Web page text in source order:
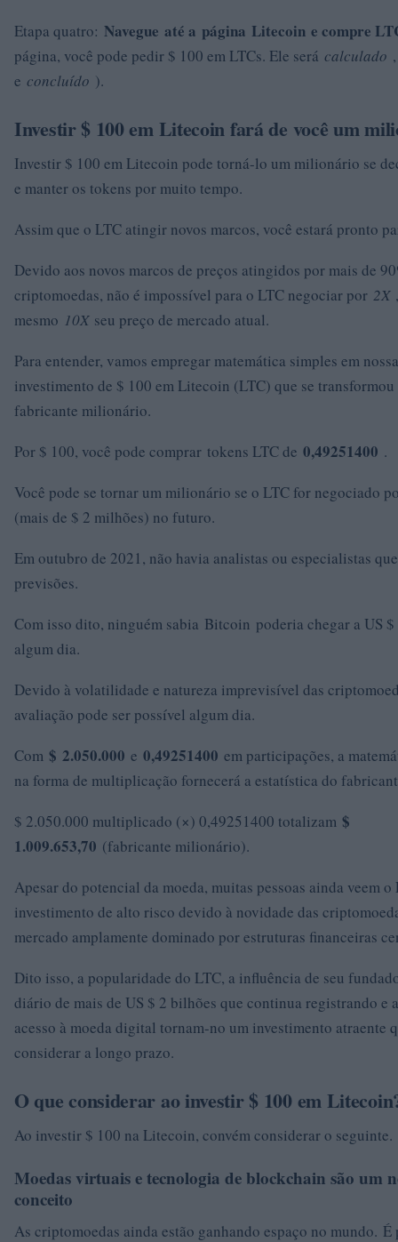
Etapa quatro: Navegue até a página Litecoin e compre
página, você pode pedir $ 100 em LTCs. Ele será calculado
e concluído ).
Investir $ 100 em Litecoin fará de você um
Investir $ 100 em Litecoin pode torná-lo um milionário se
e manter os tokens por muito tempo.
Assim que o LTC atingir novos marcos, você estará pronto
Devido aos novos marcos de preços atingidos por mais de
criptomoedas, não é impossível para o LTC negociar por 2X
mesmo 10Xseu preço de mercado atual.
Para entender, vamos empregar matemática simples em
investimento de $ 100 em Litecoin (LTC) que se transformou
fabricante milionário.
Por $ 100, você pode comprar tokens LTC de 0,49251400 .
Você pode se tornar um milionário se o LTC for negociado
(mais de $ 2 milhões) no futuro.
Em outubro de 2021, não havia analistas ou especialistas
previsões.
Com isso dito, ninguém sabia Bitcoin poderia chegar a US
algum dia.
Devido à volatilidade e natureza imprevisível das
avaliação pode ser possível algum dia.
Com $ 2.050.000 e 0,49251400 em participações, a
na forma de multiplicação fornecerá a estatística do
$ 2.050.000 multiplicado (×) 0,49251400 totalizam $
1.009.653,70 (fabricante milionário).
Apesar do potencial da moeda, muitas pessoas ainda veem
investimento de alto risco devido à novidade das
mercado amplamente dominado por estruturas financeiras
Dito isso, a popularidade do LTC, a influência de seu
diário de mais de US $ 2 bilhões que continua registrando e
acesso à moeda digital tornam-no um investimento atraente
considerar a longo prazo.
O que considerar ao investir $ 100 em
Ao investir $ 100 na Litecoin, convém considerar o seguinte.
Moedas virtuais e tecnologia de blockchain são um
conceito
As criptomoedas ainda estão ganhando espaço no mundo. É